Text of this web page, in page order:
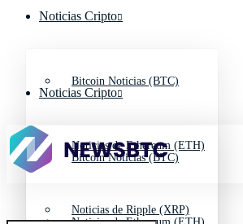
Noticias Cripto
Bitcoin Noticias (BTC)
Noticias de Ethereum (ETH)
Noticias de Ripple (XRP)
Noticias Cripto
Bitcoin Noticias (BTC)